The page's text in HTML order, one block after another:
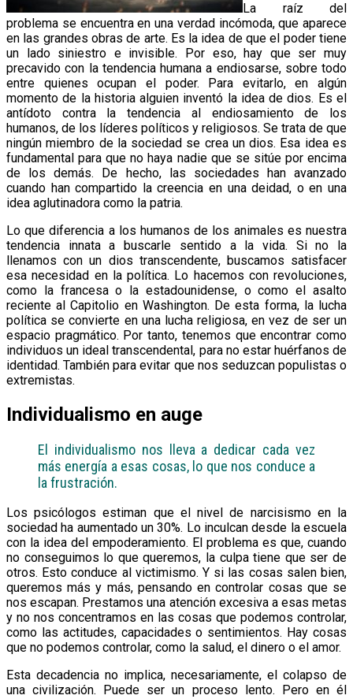
La raíz del
problema se encuentra en una verdad incómoda, que aparece
en las grandes obras de arte. Es la idea de que el poder tiene
un lado siniestro e invisible. Por eso, hay que ser muy
precavido con la tendencia humana a endiosarse, sobre todo
entre quienes ocupan el poder. Para evitarlo, en algún
momento de la historia alguien inventó la idea de dios. Es el
antídoto contra la tendencia al endiosamiento de los
humanos, de los líderes políticos y religiosos. Se trata de que
ningún miembro de la sociedad se crea un dios. Esa idea es
fundamental para que no haya nadie que se sitúe por encima
de los demás. De hecho, las sociedades han avanzado
cuando han compartido la creencia en una deidad, o en una
idea aglutinadora como la patria.
Lo que diferencia a los humanos de los animales es nuestra
tendencia innata a buscarle sentido a la vida. Si no la
llenamos con un dios transcendente, buscamos satisfacer
esa necesidad en la política. Lo hacemos con revoluciones,
como la francesa o la estadounidense, o como el asalto
reciente al Capitolio en Washington. De esta forma, la lucha
política se convierte en una lucha religiosa, en vez de ser un
espacio pragmático. Por tanto, tenemos que encontrar como
individuos un ideal transcendental, para no estar huérfanos de
identidad. También para evitar que nos seduzcan populistas o
extremistas.
Individualismo en auge
El individualismo nos lleva a dedicar cada vez
más energía a esas cosas, lo que nos conduce a
la frustración.
Los psicólogos estiman que el nivel de narcisismo en la
sociedad ha aumentado un 30%. Lo inculcan desde la escuela
con la idea del empoderamiento. El problema es que, cuando
no conseguimos lo que queremos, la culpa tiene que ser de
otros. Esto conduce al victimismo. Y si las cosas salen bien,
queremos más y más, pensando en controlar cosas que se
nos escapan. Prestamos una atención excesiva a esas metas
y no nos concentramos en las cosas que podemos controlar,
como las actitudes, capacidades o sentimientos. Hay cosas
que no podemos controlar, como la salud, el dinero o el amor.
Esta decadencia no implica, necesariamente, el colapso de
una civilización. Puede ser un proceso lento. Pero en él